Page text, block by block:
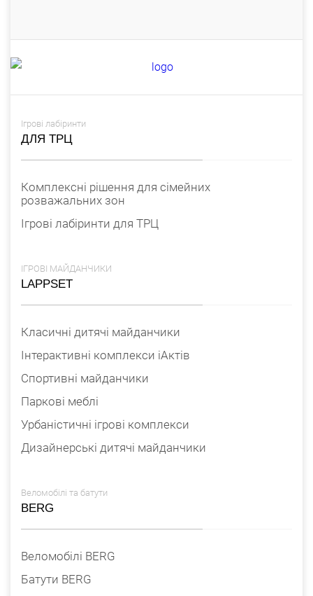
Ігрові лабіринти
ДЛЯ ТРЦ
Комплексні рішення для сімейних
розважальних зон
Ігрові лабіринти для ТРЦ
ІГРОВІ МАЙДАНЧИКИ
LAPPSET
Класичні дитячі майданчики
Інтерактивні комплекси iАктів
Спортивні майданчики
Паркові меблі
Урбаністичні ігрові комплекси
Дизайнерські дитячі майданчики
Веломобілі та батути
BERG
Веломобілі BERG
Батути BERG